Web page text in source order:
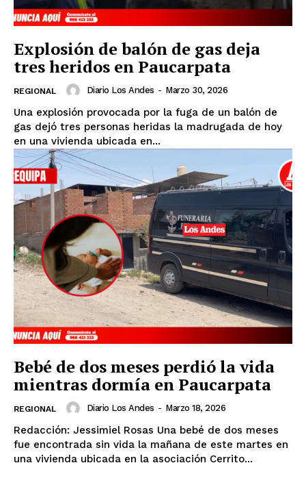
Explosión de balón de gas deja
tres heridos en Paucarpata
REGIONAL Diario Los Andes - Marzo 30, 2026
Una explosión provocada por la fuga de un balón de
gas dejó tres personas heridas la madrugada de hoy
en una vivienda ubicada en...
Bebé de dos meses perdió la vida
mientras dormía en Paucarpata
REGIONAL Diario Los Andes - Marzo 18, 2026
Redacción: Jessimiel Rosas Una bebé de dos meses
fue encontrada sin vida la mañana de este martes en
una vivienda ubicada en la asociación Cerrito...